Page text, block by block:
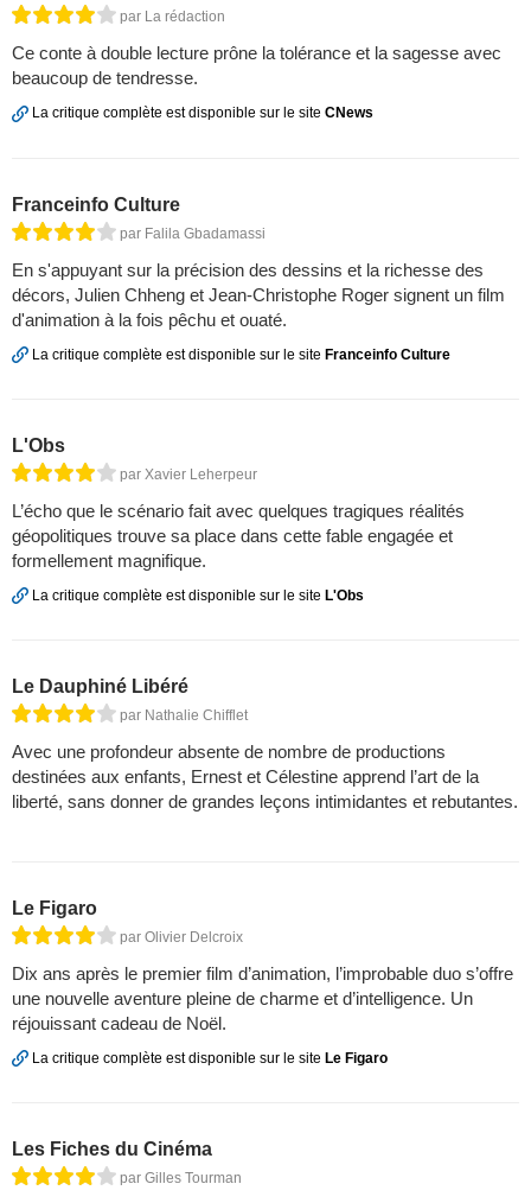
par La rédaction
Ce conte à double lecture prône la tolérance et la sagesse avec
beaucoup de tendresse.
La critique complète est disponible sur le site CNews
Franceinfo Culture
par Falila Gbadamassi
En s'appuyant sur la précision des dessins et la richesse des
décors, Julien Chheng et Jean-Christophe Roger signent un film
d'animation à la fois pêchu et ouaté.
La critique complète est disponible sur le site Franceinfo Culture
L'Obs
par Xavier Leherpeur
L’écho que le scénario fait avec quelques tragiques réalités
géopolitiques trouve sa place dans cette fable engagée et
formellement magnifique.
La critique complète est disponible sur le site L'Obs
Le Dauphiné Libéré
par Nathalie Chifflet
Avec une profondeur absente de nombre de productions
destinées aux enfants, Ernest et Célestine apprend l’art de la
liberté, sans donner de grandes leçons intimidantes et rebutantes.
Le Figaro
par Olivier Delcroix
Dix ans après le premier film d’animation, l’improbable duo s’offre
une nouvelle aventure pleine de charme et d’intelligence. Un
réjouissant cadeau de Noël.
La critique complète est disponible sur le site Le Figaro
Les Fiches du Cinéma
par Gilles Tourman